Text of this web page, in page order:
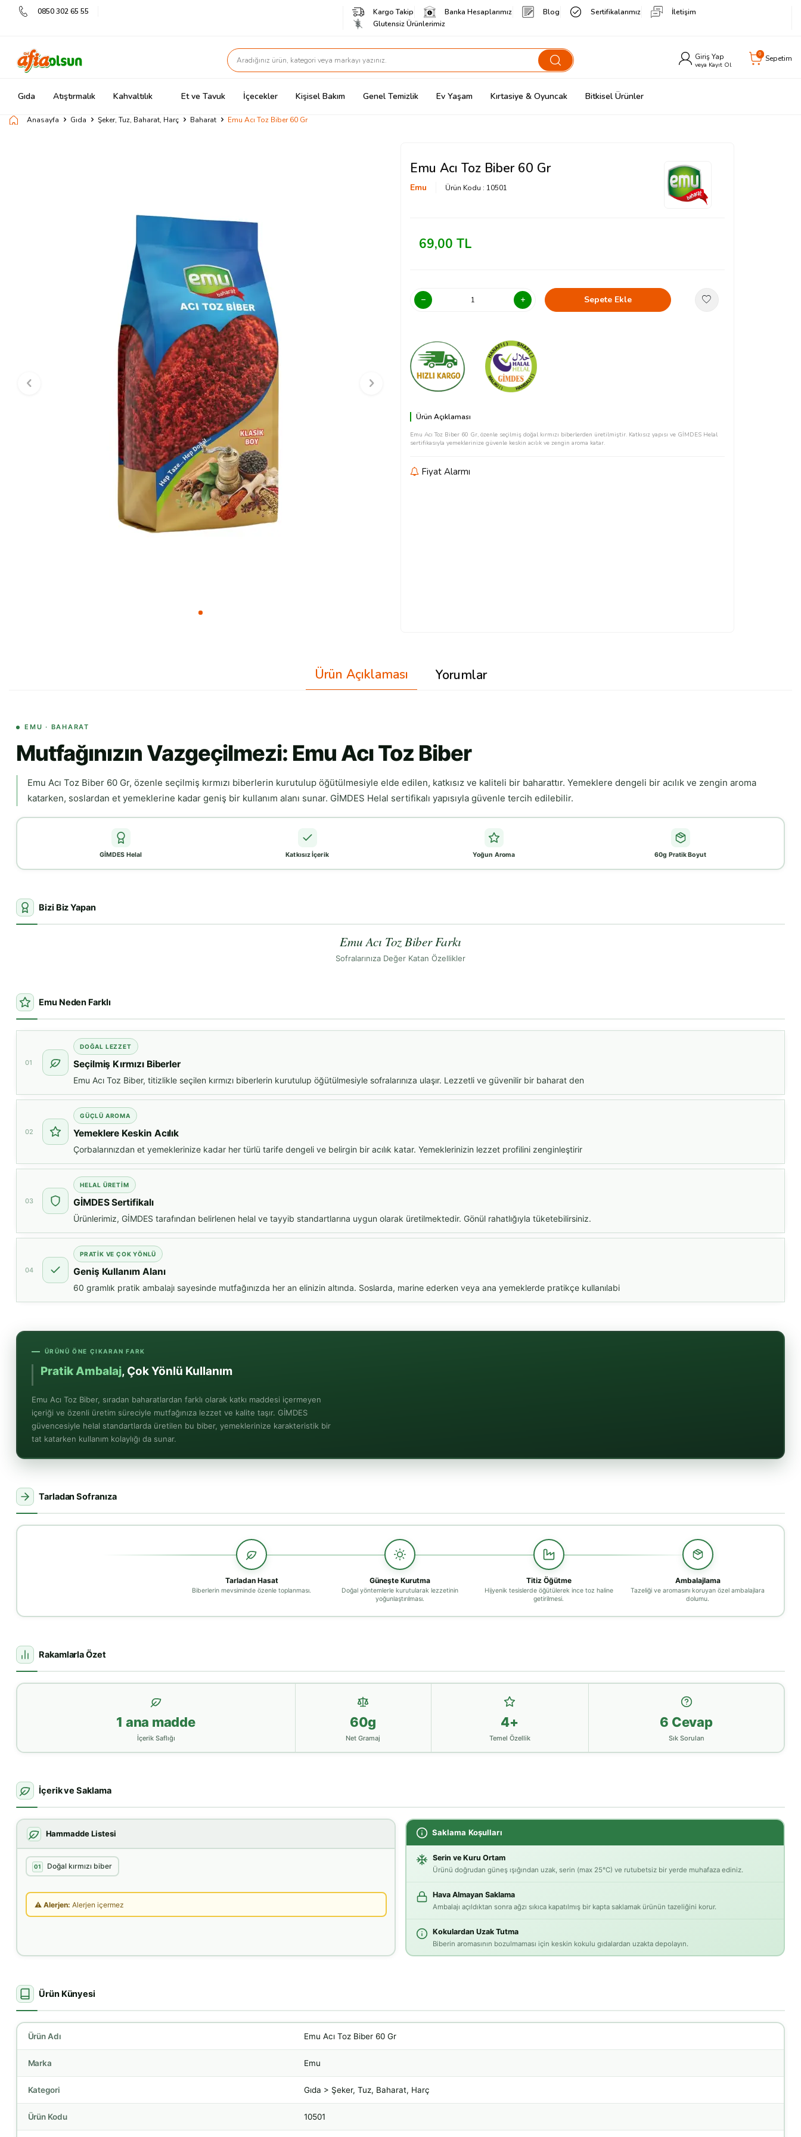
0850 302 65 55 Kargo Takip Banka Hesaplarımız Blog Sertifikalarımız
İletişim
Glutensiz Ürünlerimiz
Giriş Yap
veya Kayıt Ol
0 Sepetim
Gıda Atıştırmalık Kahvaltılık Et ve Tavuk İçecekler Kişisel Bakım Genel Temizlik Ev Yaşam Kırtasiye & Oyuncak Bitkisel Ürünler
Anasayfa Gıda Şeker, Tuz, Baharat, Harç Baharat Emu Acı Toz Biber 60 Gr
Emu Acı Toz Biber 60 Gr
Emu Ürün Kodu : 10501
69,00 TL
Sepete Ekle
Ürün Açıklaması
Emu Acı Toz Biber 60 Gr, özenle seçilmiş doğal kırmızı biberlerden üretilmiştir. Katkısız yapısı ve GİMDES Helal
sertifikasıyla yemeklerinize güvenle keskin acılık ve zengin aroma katar.
Fiyat Alarmı
Ürün Açıklaması Yorumlar
EMU · BAHARAT
Mutfağınızın Vazgeçilmezi: Emu Acı Toz Biber
Emu Acı Toz Biber 60 Gr, özenle seçilmiş kırmızı biberlerin kurutulup öğütülmesiyle elde edilen, katkısız ve kaliteli bir baharattır. Yemeklere dengeli bir acılık ve zengin aroma
katarken, soslardan et yemeklerine kadar geniş bir kullanım alanı sunar. GİMDES Helal sertifikalı yapısıyla güvenle tercih edilebilir.
GİMDES Helal Katkısız İçerik Yoğun Aroma 60g Pratik Boyut
Bizi Biz Yapan
Emu Acı Toz Biber Farkı
Sofralarınıza Değer Katan Özellikler
Emu Neden Farklı
01
DOĞAL LEZZET
Seçilmiş Kırmızı Biberler
Emu Acı Toz Biber, titizlikle seçilen kırmızı biberlerin kurutulup öğütülmesiyle sofralarınıza ulaşır. Lezzetli ve güvenilir bir baharat den
02
GÜÇLÜ AROMA
Yemeklere Keskin Acılık
Çorbalarınızdan et yemeklerinize kadar her türlü tarife dengeli ve belirgin bir acılık katar. Yemeklerinizin lezzet profilini zenginleştirir
03
HELAL ÜRETİM
GİMDES Sertifikalı
Ürünlerimiz, GİMDES tarafından belirlenen helal ve tayyib standartlarına uygun olarak üretilmektedir. Gönül rahatlığıyla tüketebilirsiniz.
04
PRATİK VE ÇOK YÖNLÜ
Geniş Kullanım Alanı
60 gramlık pratik ambalajı sayesinde mutfağınızda her an elinizin altında. Soslarda, marine ederken veya ana yemeklerde pratikçe kullanılabi
ÜRÜNÜ ÖNE ÇIKARAN FARK
Pratik Ambalaj, Çok Yönlü
Emu Acı Toz Biber, sıradan baharatlardan farklı olarak katkı maddesi içermeyen
içeriği ve özenli üretim süreciyle mutfağınıza lezzet ve kalite taşır. GİMDES
güvencesiyle helal standartlarda üretilen bu biber, yemeklerinize karakteristik bir
tat katarken kullanım kolaylığı da sunar.
Tarladan Sofranıza
Tarladan Hasat
Biberlerin mevsiminde özenle toplanması.
Güneşte Kurutma
Doğal yöntemlerle kurutularak lezzetinin
yoğunlaştırılması.
Titiz Öğütme
Hijyenik tesislerde öğütülerek ince toz haline
getirilmesi.
Ambalajlama
Tazeliği ve aromasını koruyan özel ambalajlara
dolumu.
Rakamlarla Özet
1 ana madde
İçerik Saflığı
60g
Net Gramaj
4+
Temel Özellik
6 Cevap
Sık Sorulan
İçerik ve Saklama
Hammadde Listesi
01 Doğal kırmızı biber
⚠ Alerjen: Alerjen içermez
Saklama Koşulları
Serin ve Kuru Ortam
Ürünü doğrudan güneş ışığından uzak, serin (max 25°C) ve rutubetsiz bir yerde muhafaza ediniz.
Hava Almayan Saklama
Ambalajı açıldıktan sonra ağzı sıkıca kapatılmış bir kapta saklamak ürünün tazeliğini korur.
Kokulardan Uzak Tutma
Biberin aromasının bozulmaması için keskin kokulu gıdalardan uzakta depolayın.
Ürün Künyesi
Ürün Adı Emu Acı Toz Biber 60 Gr
Marka Emu
Kategori Gıda > Şeker, Tuz, Baharat, Harç
Ürün Kodu 10501